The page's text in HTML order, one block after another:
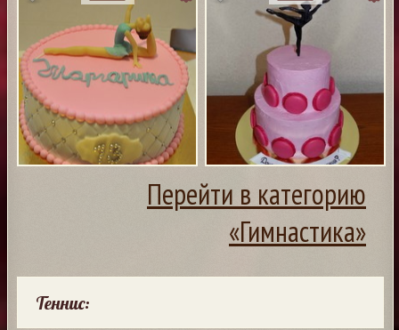
Перейти в категорию
«Гимнастика»
Теннис: